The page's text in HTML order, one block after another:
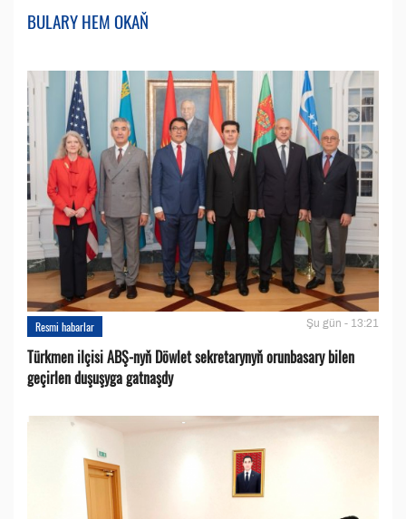
BULARY HEM OKAŇ
Resmi habarlar Şu gün - 13:21
Türkmen ilçisi ABŞ-nyň Döwlet sekretarynyň orunbasary bilen
geçirlen duşuşyga gatnaşdy